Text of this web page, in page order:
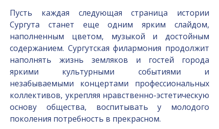
Пусть каждая следующая страница истории
Сургута станет еще одним ярким слайдом,
наполненным цветом, музыкой и достойным
содержанием. Сургутская филармония продолжит
наполнять жизнь земляков и гостей города
яркими культурными событиями и
незабываемыми концертами профессиональных
коллективов, укрепляя нравственно-эстетическую
основу общества, воспитывать у молодого
поколения потребность в прекрасном.